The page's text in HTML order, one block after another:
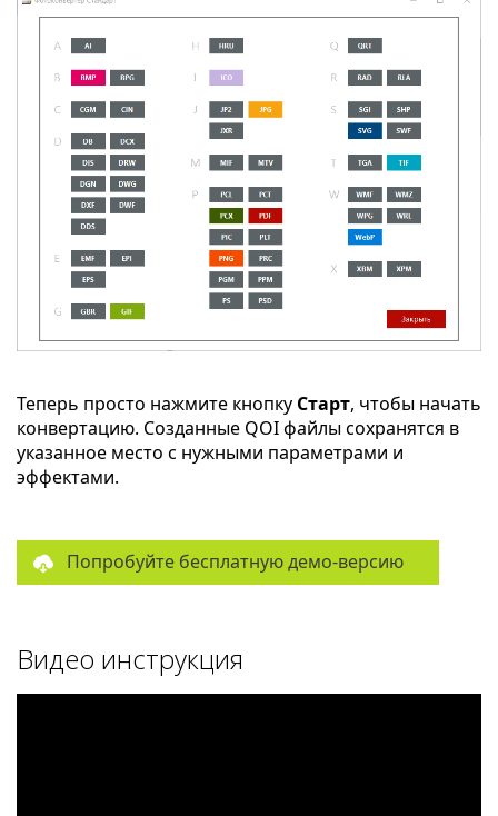
Теперь просто нажмите кнопку Старт, чтобы начать
конвертацию. Созданные QOI файлы сохранятся в
указанное место с нужными параметрами и
эффектами.
Попробуйте бесплатную демо-версию
Видео инструкция